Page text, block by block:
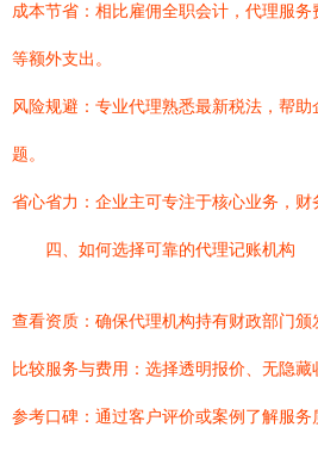
成本节省：相比雇佣全职会计，代理服
等额外支出。
风险规避：专业代理熟悉最新税法，帮
题。
省心省力：企业主可专注于核心业务，财
四、如何选择可靠的代理记账机构
查看资质：确保代理机构持有财政部门颁
比较服务与费用：选择透明报价、无隐藏
参考口碑：通过客户评价或案例了解服务